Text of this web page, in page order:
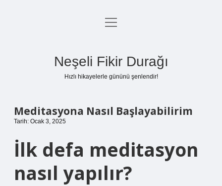
Anasayfa
menüyü
Neşeli Fikir Durağı
Hızlı hikayelerle gününü şenlendir!
Meditasyona Nasıl Başlayabilirim
Tarih: Ocak 3, 2025
İlk defa meditasyon
nasıl yapılır?